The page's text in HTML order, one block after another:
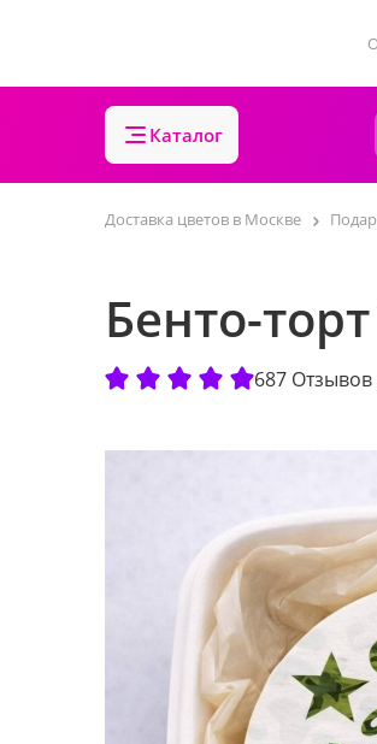
Каталог
Доставка цветов в Москве
Бенто-
687